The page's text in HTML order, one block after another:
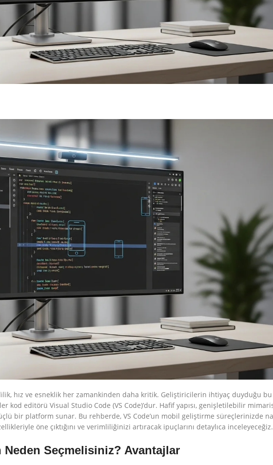
hız ve esneklik her zamankinden daha kritik. Geliştiricilerin ihtiyaç duyduğu bu
editörü Visual Studio Code (VS Code)’dur. Hafif yapısı, genişletilebilir
bir platform sunar. Bu rehberde, VS Code’un mobil geliştirme süreçlerinizde
öne çıktığını ve verimliliğinizi artıracak ipuçlarını detaylıca inceleyeceğiz.
Seçmelisiniz? Avantajlar